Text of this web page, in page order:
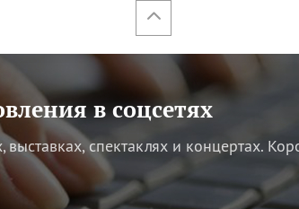
в соцсетях
спектаклях и концертах.